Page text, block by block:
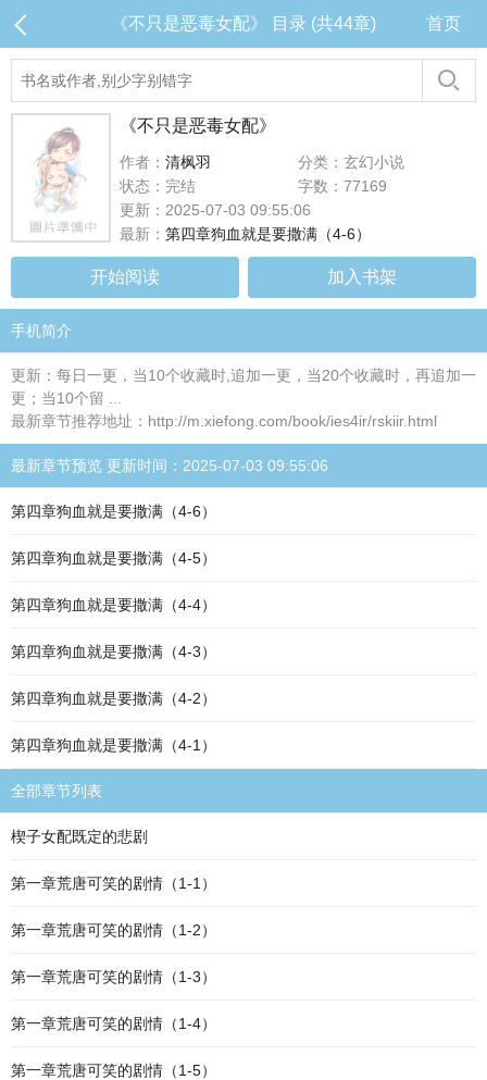
《不只是恶毒女配》 目录 (共44章) 首页
《不只是恶毒女配》
作者： 清枫羽
分类：玄幻小说
状态：完结
字数：77169
更新：2025-07-03 09:55:06
最新： 第四章狗血就是要撒满（4-6）
开始阅读 加入书架
手机简介
更新：每日一更，当10个收藏时,追加一更，当20个收藏时，再追加一
更；当10个留 ...
最新章节推荐地址：http://m.xiefong.com/book/ies4ir/rskiir.html
最新章节预览 更新时间：2025-07-03 09:55:06
第四章狗血就是要撒满（4-6）
第四章狗血就是要撒满（4-5）
第四章狗血就是要撒满（4-4）
第四章狗血就是要撒满（4-3）
第四章狗血就是要撒满（4-2）
第四章狗血就是要撒满（4-1）
全部章节列表
楔子女配既定的悲剧
第一章荒唐可笑的剧情（1-1）
第一章荒唐可笑的剧情（1-2）
第一章荒唐可笑的剧情（1-3）
第一章荒唐可笑的剧情（1-4）
第一章荒唐可笑的剧情（1-5）